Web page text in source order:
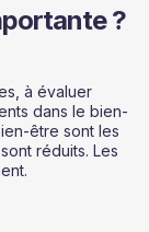
?
à évaluer
dans le bien-
être sont les
réduits. Les